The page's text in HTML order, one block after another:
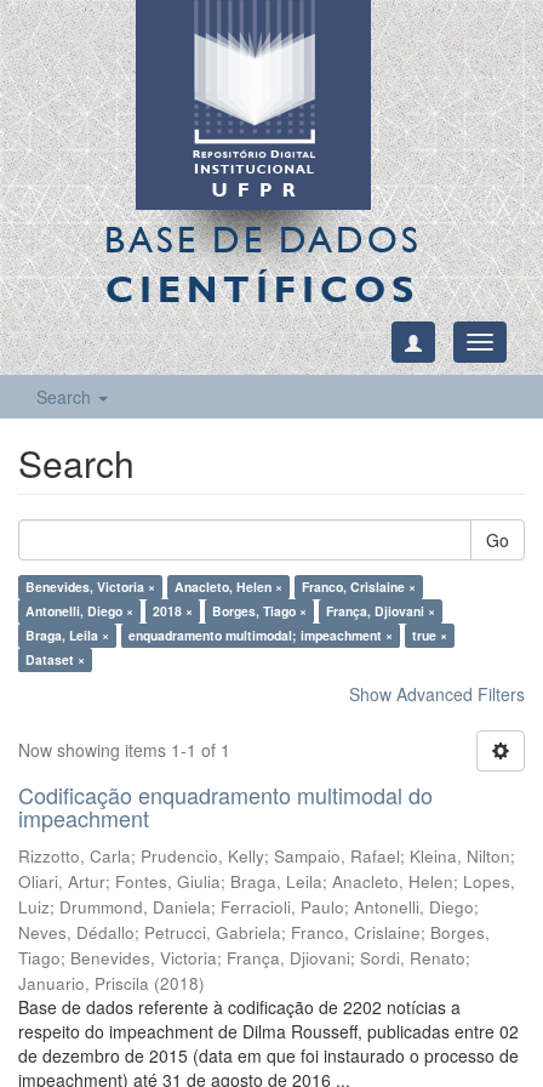
BASE DE DADOS
CIENTÍFICOS
Toggle
Search
Search
Go
Benevides, Victoria × Anacleto, Helen ×
Franco, Crislaine ×
Antonelli, Diego ×
2018 × Borges, Tiago ×
França, Djiovani ×
Braga, Leila ×
enquadramento multimodal; impeachment ×
true ×
Dataset ×
Show Advanced Filters
Now showing items 1-1 of 1
Codificação enquadramento multimodal do
impeachment
Rizzotto, Carla; Prudencio, Kelly; Sampaio, Rafael; Kleina, Nilton;
Oliari, Artur; Fontes, Giulia; Braga, Leila; Anacleto, Helen; Lopes,
Luiz; Drummond, Daniela; Ferracioli, Paulo; Antonelli, Diego;
Neves, Dédallo; Petrucci, Gabriela; Franco, Crislaine; Borges,
Tiago; Benevides, Victoria; França, Djiovani; Sordi, Renato;
Januario, Priscila (2018)
Base de dados referente à codificação de 2202 notícias a
respeito do impeachment de Dilma Rousseff, publicadas entre 02
de dezembro de 2015 (data em que foi instaurado o processo de
impeachment) até 31 de agosto de 2016 ...